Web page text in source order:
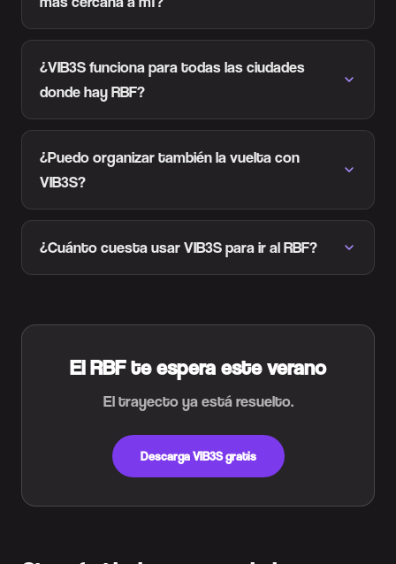
¿VIB3S funciona para todas las ciudades
donde hay RBF?
¿Puedo organizar también la vuelta con
VIB3S?
¿Cuánto cuesta usar VIB3S para ir al RBF?
El RBF te espera este verano
El trayecto ya está resuelto.
Descarga VIB3S gratis